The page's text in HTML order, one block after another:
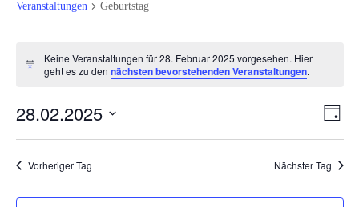
Veranstaltungen Geburtstag
für
Februar
2025
Hinweis
Keine Veranstaltungen für 28. Februar 2025 vorgesehen. Hier
geht es zu dennächsten bevorstehenden Veranstaltungen.
Tag
28.02.2025
Vorheriger Tag Nächster Tag